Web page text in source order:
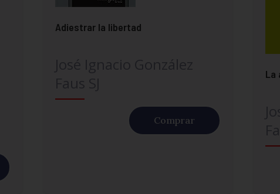
Adiestrar la libertad
Comprar
La